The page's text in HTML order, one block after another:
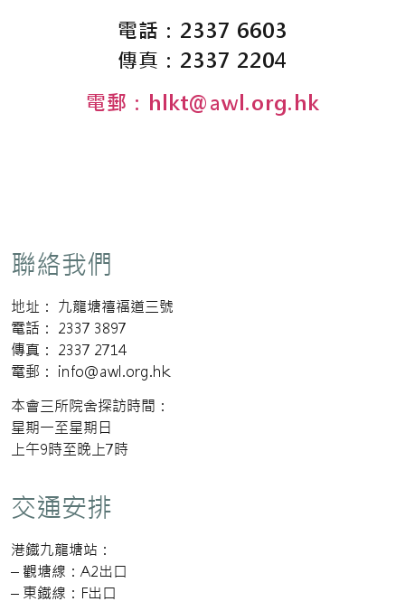
電話：2337 6603
傳真：2337 2204
電郵：hlkt@awl.org.hk
聯絡我們
地址： 九龍塘禧福道三號
電話： 2337 3897
傳真： 2337 2714
電郵： info@awl.org.hk
本會三所院舍探訪時間：
星期一至星期日
上午9時至晚上7時
交通安排
港鐡九龍塘站：
– 觀塘線：A2出口
– 東鐡線：F出口